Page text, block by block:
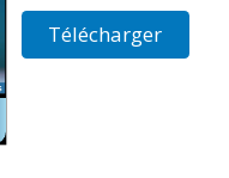
Télécharger